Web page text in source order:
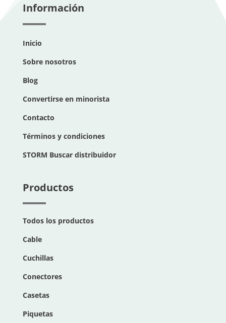
Información
Inicio
Sobre nosotros
Blog
Convertirse en minorista
Contacto
Términos y condiciones
STORM Buscar distribuidor
Productos
Todos los productos
Cable
Cuchillas
Conectores
Casetas
Piquetas